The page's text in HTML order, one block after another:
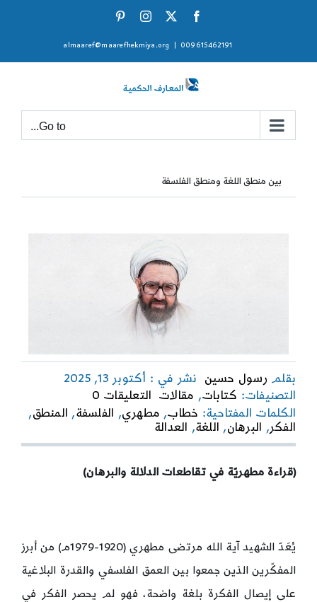
Facebook
X
Instagram
009615462191
almaaref@maarefhekmiya.org
Go to...
بين منطق اللغة ومنطق الفلسفة
بقلم رسول حسين
نشر في : أكتوبر 13, 2025
التصنيفات: كتابات, مقالات التعليقات 0
بين
منطق
الفلسفة
الكلمات المفتاحية: خطاب, مطهري, الفلسفة, المنطق,
الفكر, البرهان, اللغة, العدالة
(قراءة مطهريّة في تقاطعات الدلالة والبرهان)
يُعَدّ الشهيد آية الله مرتضى مطهري (1920-1979م) من أبرز
المفكّرين الذين جمعوا بين العمق الفلسفي والقدرة البلاغية
على إيصال الفكرة بلغة واضحة، فهو لم يحصر الفكر في